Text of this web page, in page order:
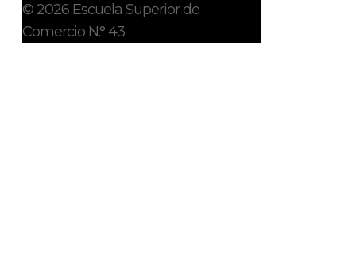
© 2026 Escuela Superior de
Comercio N.° 43